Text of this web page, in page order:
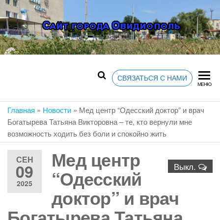
Перейти
к
содержимому
ОТЗЫВЫ,
НОВОСТИ,
Сайт Овидиополя —
лента новостей и
событий города,
объявления, афиша,
карта города
СВЯЗАТЬСЯ С НАМИ
МЕНЮ
Главная » Новости » Мед центр “Одесский доктор” и врач
Богатырева Татьяна Викторовна – те, кто вернули мне
возможность ходить без боли и спокойно жить
СЕН
09
2025
Выкл.
Мед центр
“Одесский
доктор” и врач